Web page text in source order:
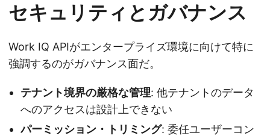
セキュリティとガバナンス
Work IQ APIがエンタープライズ環境に向けて特に
強調するのがガバナンス面だ。
テナント境界の厳格な管理: 他テナントのデータ
へのアクセスは設計上できない
パーミッション・トリミング: 委任ユーザーコン